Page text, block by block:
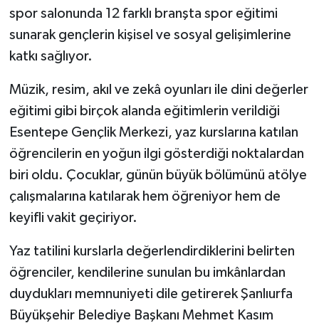
spor salonunda 12 farklı branşta spor eğitimi
sunarak gençlerin kişisel ve sosyal gelişimlerine
katkı sağlıyor.
Müzik, resim, akıl ve zekâ oyunları ile dini değerler
eğitimi gibi birçok alanda eğitimlerin verildiği
Esentepe Gençlik Merkezi, yaz kurslarına katılan
öğrencilerin en yoğun ilgi gösterdiği noktalardan
biri oldu. Çocuklar, günün büyük bölümünü atölye
çalışmalarına katılarak hem öğreniyor hem de
keyifli vakit geçiriyor.
Yaz tatilini kurslarla değerlendirdiklerini belirten
öğrenciler, kendilerine sunulan bu imkânlardan
duydukları memnuniyeti dile getirerek Şanlıurfa
Büyükşehir Belediye Başkanı Mehmet Kasım